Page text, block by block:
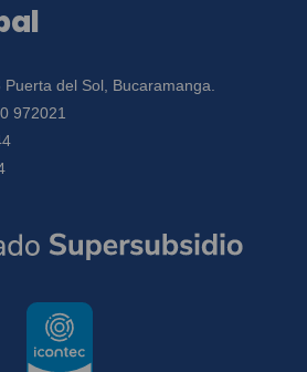
del Sol, Bucaramanga.
972021